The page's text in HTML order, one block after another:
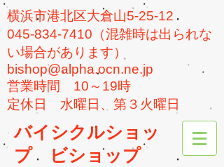
横浜市港北区大倉山5-25-12
045-834-7410（混雑時は出られな
い場合があります）
bishop@alpha.ocn.ne.jp
​営業時間 10～19時
​定休日 水曜日、第３火曜日
バイシクルショッ
プ
ビショップ